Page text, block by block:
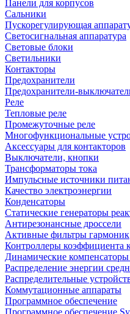
Панели для корпусов
Сальники
Пускорегулирующая
Светосигнальная аппаратура
Световые блоки
Светильники
Контакторы
Предохранители
Предохранители-
Реле
Тепловые реле
Промежуточные реле
Многофункциональные
Аксессуары для контакторов
Выключатели, кнопки
Трансформаторы тока
Импульсные источники
Качество электроэнергии
Конденсаторы
Статические генераторы
Антирезонансные дроссели
Активные фильтры гармоник
Контроллеры коэффициента
Динамические
Распределение энергии
Распределительные
Коммутационные аппараты
Программное обеспечение
Программное обеспечение